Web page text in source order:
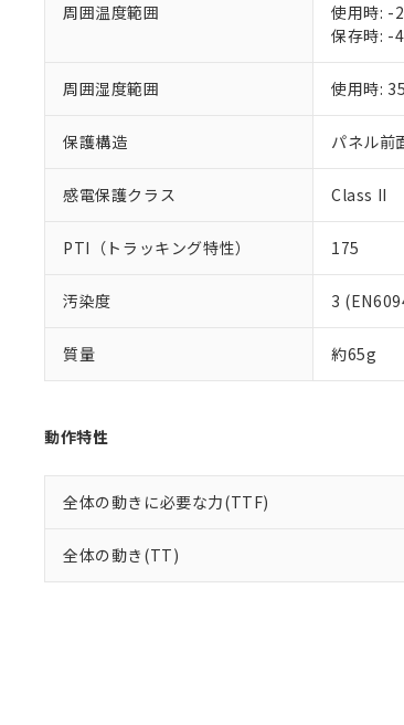
周囲温度範囲
使用時: -
保存時: -
周囲湿度範囲 使用時:
保護構造 パネル前
感電保護クラス Class II
PTI（トラッキング特性） 175
汚染度 3
質量 約65g
動作特性
全体の動きに必要な力(TTF)
全体の動き(TT)